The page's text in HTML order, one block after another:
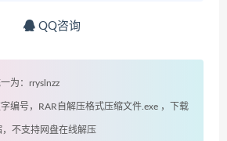
QQ咨询
为：rryslnzz
编号，RAR自解压格式压缩文件.exe ，下载
不支持网盘在线解压